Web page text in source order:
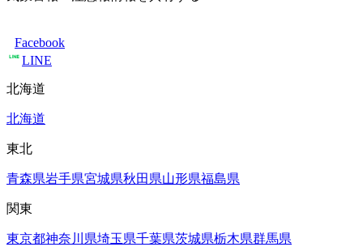
Facebook
LINE
北海道
北海道
東北
青森県岩手県宮城県秋田県山形県福島県
関東
東京都神奈川県埼玉県千葉県茨城県栃木県群馬県